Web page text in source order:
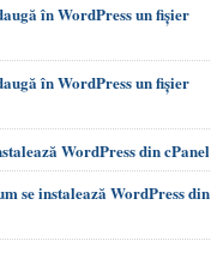
în WordPress un fișier
în WordPress un fișier
WordPress din cPanel
se instalează WordPress din